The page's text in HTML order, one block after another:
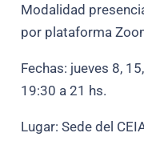
Modalidad
por plataforma
Fechas: jueves 8,
19:30 a 21 hs.
Lugar: Sede del